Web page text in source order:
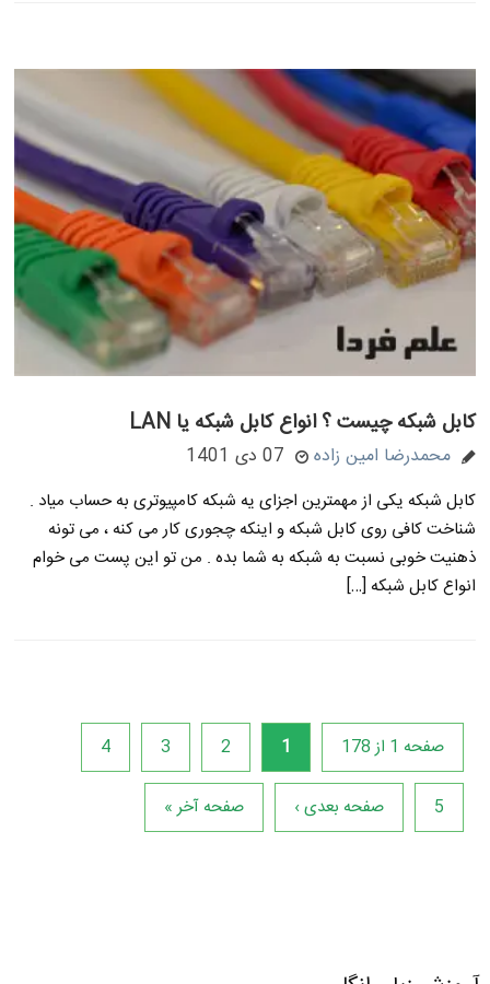
کابل شبکه چیست ؟ انواع کابل شبکه یا LAN
محمدرضا امین زاده 07 دی 1401
کابل شبکه یکی از مهمترین اجزای یه شبکه کامپیوتری به حساب میاد .
شناخت کافی روی کابل شبکه و اینکه چجوری کار می کنه ، می تونه
ذهنیت خوبی نسبت به شبکه به شما بده . من تو این پست می خوام
انواع کابل شبکه […]
صفحه 1 از 178 1
2
3
4
5 صفحه بعدی › صفحه آخر »